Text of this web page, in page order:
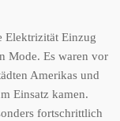
Elektrizität Einzug
Mode. Es waren vor
Amerikas und
Einsatz kamen.
fortschrittlich